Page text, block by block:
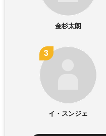
金杉太朗
イ・スンジェ